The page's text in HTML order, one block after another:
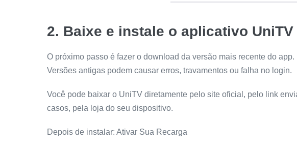
2. Baixe e instale o aplicativo
O próximo passo é fazer o download da versão mais recente do app.
Versões antigas podem causar erros, travamentos ou falha no login.
Você pode baixar o UniTV diretamente pelo site oficial, pelo link
casos, pela loja do seu dispositivo.
Depois de instalar: Ativar Sua Recarga